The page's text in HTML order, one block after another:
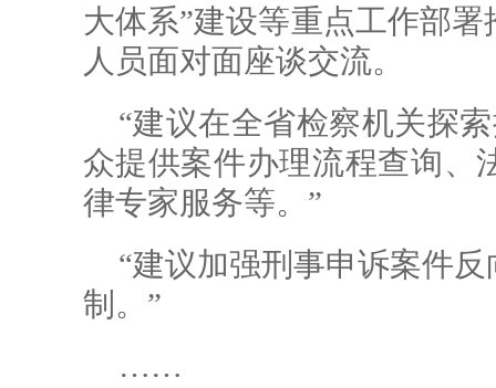
大体系”建设等重点工作部
人员面对面座谈交流。
“建议在全省检察机关探
众提供案件办理流程查询、
律专家服务等。”
“建议加强刑事申诉案件
制。”
……